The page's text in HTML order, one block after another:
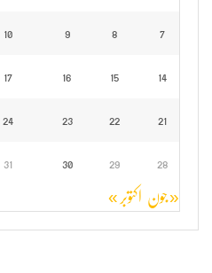
7
8
9
10
14
15
16
17
21
22
23
24
28
29
30
31
« جون اکتوبر »